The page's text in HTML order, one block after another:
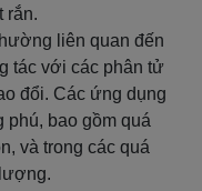
rắn.
liên quan đến
tác với các phân tử
đổi. Các ứng dụng
phú, bao gồm quá
và trong các quá